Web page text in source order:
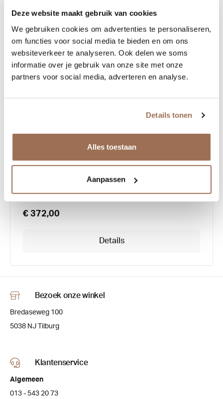
Deze website maakt gebruik van cookies
We gebruiken cookies om advertenties te personaliseren,
om functies voor social media te bieden en om ons
websiteverkeer te analyseren. Ook delen we soms
informatie over je gebruik van onze site met onze
partners voor social media, adverteren en analyse.
Details tonen
Alles toestaan
Aanpassen
Lunor A5 Model 238
€ 372,00
Details
Bezoek onze winkel
Bredaseweg 100
5038 NJ Tilburg
Klantenservice
Algemeen
013 - 543 20 73